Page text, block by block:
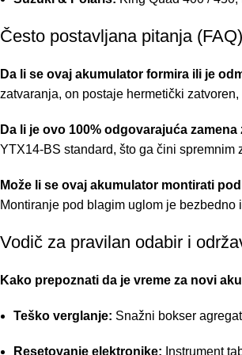
Često postavljana pitanja (FAQ)
Da li se ovaj akumulator formira ili je
zatvaranja, on postaje hermetički
Da li je ovo 100% odgovarajuća zamena
YTX14-BS standard, što ga čini
Može li se ovaj akumulator montirati
Montiranje pod blagim uglom je
Vodič za pravilan odabir i
Kako prepoznati da je vreme za novi
Teško verglanje: Snažni bokser
Resetovanje elektronike: Instrument